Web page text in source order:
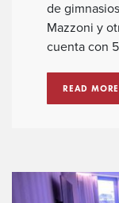
de
Mazzoni y
cuenta con
READ MORE